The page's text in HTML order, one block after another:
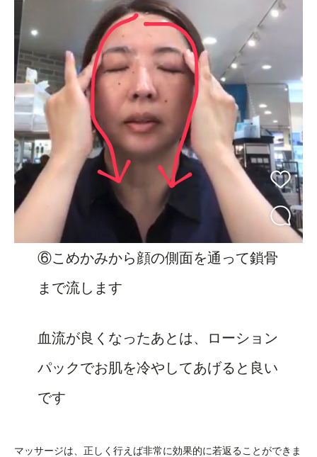
⑥こめかみから顔の側面を通って鎖骨
まで流します
血流が良くなったあとは、ローション
パックでお肌を冷やしてあげると良い
です
マッサージは、正しく行えば非常に効果的に若返ることができま